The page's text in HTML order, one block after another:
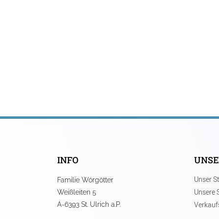
INFO
Familie Wörgötter
Weißleiten 5
A-6393 St. Ulrich a.P.
Unser
Unsere